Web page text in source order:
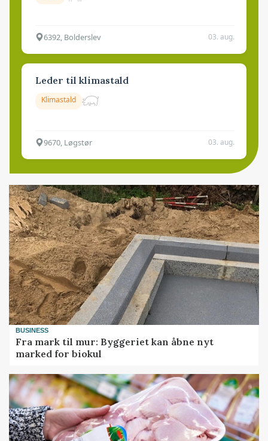
6392, Bolderslev 03. aug.
Leder til klimastald
Klimastald
9670, Løgstør 03. aug.
BUSINESS
Fra mark til mur: Byggeriet kan åbne nyt
marked for biokul